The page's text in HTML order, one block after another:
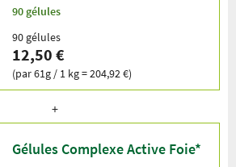
90 gélules
90 gélules
12,50 €
(par 61g / 1 kg = 204,92 €)
Gélules Complexe Active Foie*